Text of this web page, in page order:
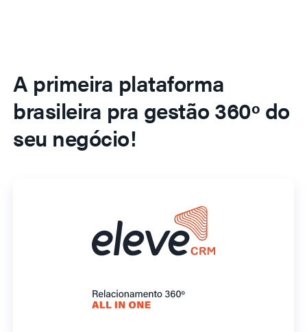
A primeira plataforma
brasileira pra gestão 360º do
seu negócio!